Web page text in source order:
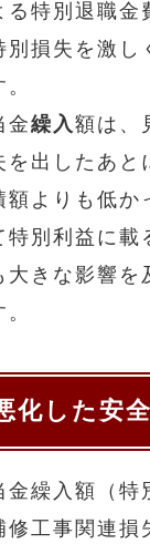
特別退職金
別損失を激し
金繰入額は、
を出したあと
額よりも低か
特別利益に載
きな影響を
化した安
金繰入額（特
修工事関連損